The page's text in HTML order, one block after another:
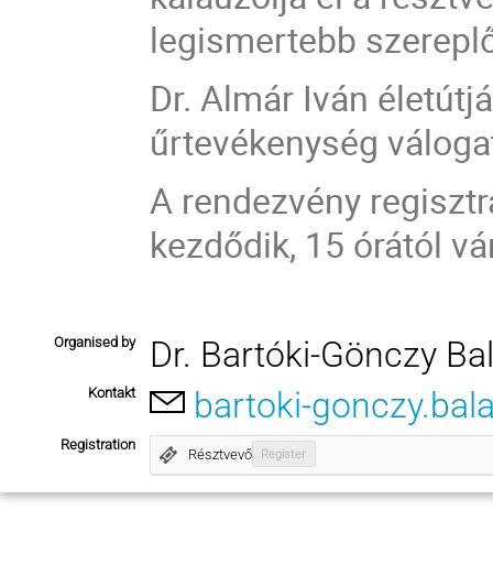
legismertebb
Dr. Almár Iván
űrtevékenység
A rendezvény
kezdődik, 15 órától
Organised by Dr. Bartóki-Gönczy
Kontakt bartoki-
Registration
Résztvevő Register